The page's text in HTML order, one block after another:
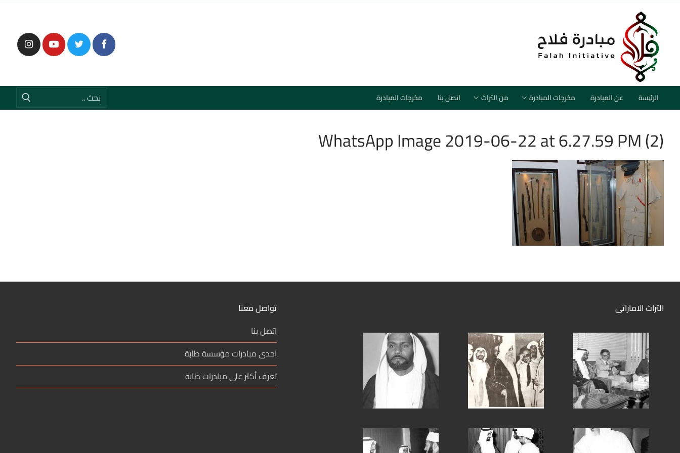
المحتوى
الرئيسة عن المبادرة مخرجات المبادرة من التراث اتصل بنا مخرجات المبادرة
إبحث
عن:
WhatsApp Image 2019-06-22 at 6.27.59 PM (2)
التراث الاماراتى
تواصل معنا
اتصل بنا
احدى مبادرات مؤسسة طابة
تعرف أكثر على مبادرات طابة